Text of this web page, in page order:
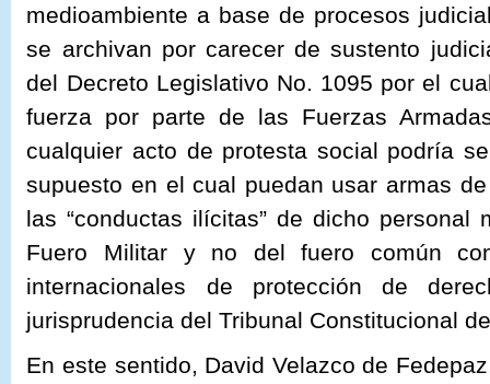
medioambiente a base de procesos
se archivan por carecer de sustento
del Decreto Legislativo No. 1095 por el
fuerza por parte de las Fuerzas
cualquier acto de protesta social podría
supuesto en el cual puedan usar armas
las “conductas ilícitas” de dicho personal
Fuero Militar y no del fuero común
internacionales de protección de
jurisprudencia del Tribunal Constitucional
En este sentido, David Velazco de